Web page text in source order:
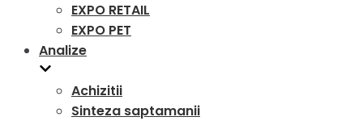
EXPO RETAIL
EXPO PET
Analize
Achizitii
Sinteza saptamanii